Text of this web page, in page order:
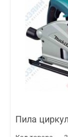
Пила